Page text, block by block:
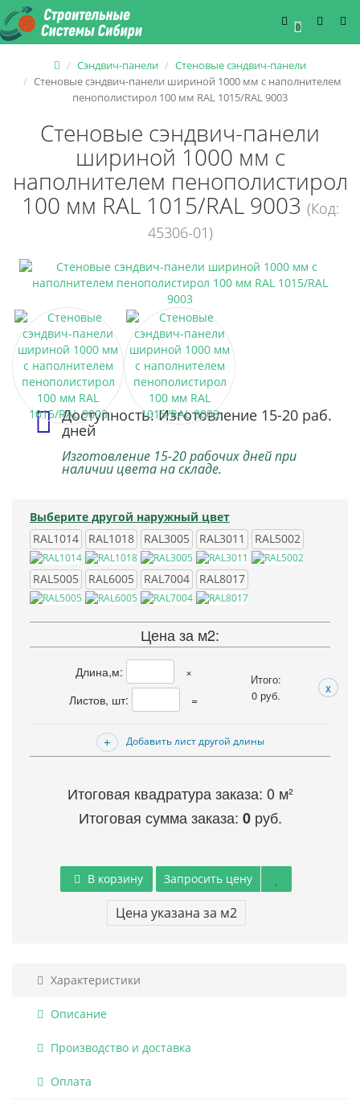
0
Сэндвич-панели
Стеновые сэндвич-панели
Стеновые сэндвич-панели шириной 1000 мм с наполнителем
пенополистирол 100 мм RAL 1015/RAL 9003
Стеновые сэндвич-панели
шириной 1000 мм с
наполнителем пенополистирол
100 мм RAL 1015/RAL 9003 (Код:
45306-01)
Доступность: Изготовление 15-20 раб.
дней
Изготовление 15-20 рабочих дней при
наличии цвета на складе.
Выберите другой наружный цвет
RAL1014
RAL1018 RAL3005 RAL3011 RAL5002
RAL5005 RAL6005 RAL7004 RAL8017
Цена за м2:
Длина,м:
×
Листов, шт:
=
Итого:
0руб. x
Добавить лист другой длины
Итоговая квадратура заказа: 0 м²
Итоговая сумма заказа: 0руб.
В корзину Запросить цену
Цена указана за м2
Характеристики
Описание
Производство и доставка
Оплата